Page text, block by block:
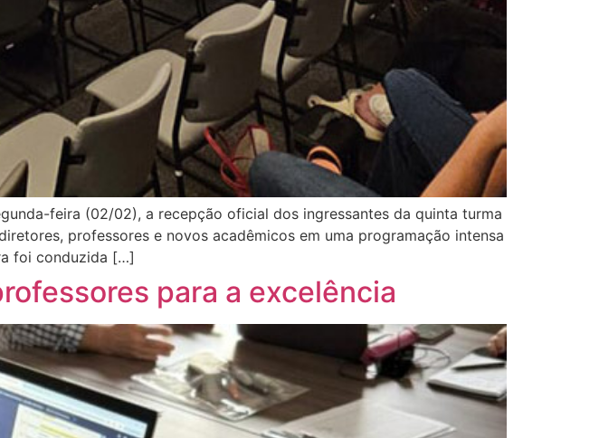
feira (02/02), a recepção oficial dos ingressantes da quinta turma
professores e novos acadêmicos em uma programação intensa
foi conduzida […]
para a excelência